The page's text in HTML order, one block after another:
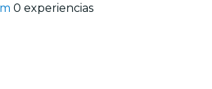
0 experiencias